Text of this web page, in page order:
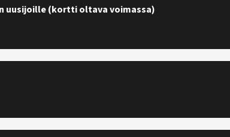
uusijoille (kortti oltava voimassa)